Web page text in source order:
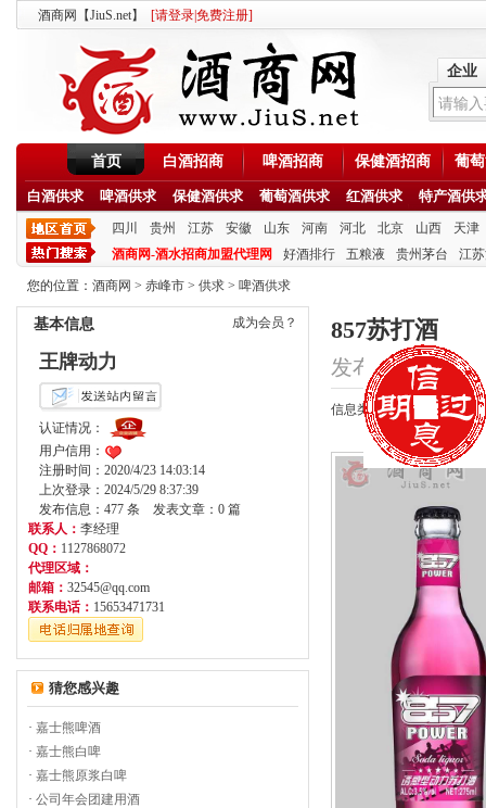
酒商网【JiuS.net】 [请登录免费注册]
企业
首页 白酒招商 啤酒招商 保健酒招商 葡
白酒供求 啤酒供求 保健酒供求 葡萄酒供求 红酒供求 特产酒供
四川 贵州 江苏 安徽 山东 河南 河北 北京 山西
天津
酒商网-酒水招商加盟代理网
好酒排行 五粮液 贵州茅台 江
您的位置： 酒商网 > 赤峰市 > 供求 > 啤酒供求
成为会员？
基本信息
王牌动力
认证情况：
用户信用：
注册时间：2020/4/23 14:03:14
上次登录：2024/5/29 8:37:39
发布信息：477 条 发表文章：0 篇
联系人： 李经理
QQ： 1127868072
代理区域：
邮箱： 32545@qq.com
联系电话： 15653471731
猜您感兴趣
· 嘉士熊啤酒
· 嘉士熊白啤
· 嘉士熊原浆白啤
· 公司年会团建用酒
857苏打酒
发布时间：
信息类型：供应